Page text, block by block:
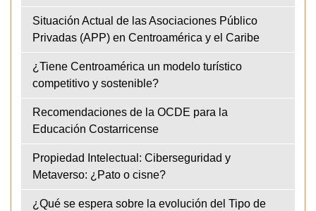
Situación Actual de las Asociaciones Público
Privadas (APP) en Centroamérica y el Caribe
¿Tiene Centroamérica un modelo turístico
competitivo y sostenible?
Recomendaciones de la OCDE para la
Educación Costarricense
Propiedad Intelectual: Ciberseguridad y
Metaverso: ¿Pato o cisne?
¿Qué se espera sobre la evolución del Tipo de